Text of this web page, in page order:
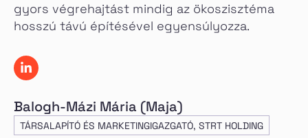
gyors végrehajtást mindig az ökoszisztéma
hosszú távú építésével egyensúlyozza.
Balogh-Mázi Mária (Maja)
TÁRSALAPÍTÓ ÉS MARKETINGIGAZGATÓ, STRT HOLDING